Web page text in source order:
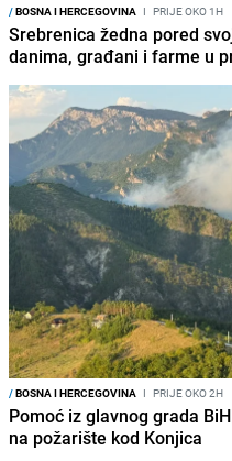
/BOSNA I HERCEGOVINA I PRIJE OKO 1H
Srebrenica žedna pored
danima, građani i farme u
/BOSNA I HERCEGOVINA I PRIJE OKO 2H
Pomoć iz glavnog grada
na požarište kod Konjica